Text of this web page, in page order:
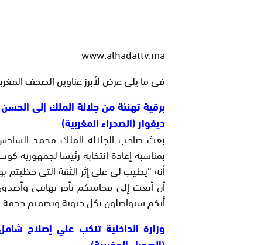
www.alhadattv.ma
في ما يلي عرض لأبرز عناوين الصحف المغربية
برقية تهنئة من جلالة الملك إلى
ديفوار (الصحراء المغربية)
بعث صاحب الجلالة الملك محمد السادس
بمناسبة إعادة انتخابه رئيسا لجمهورية
أنه “يطيب لي على إثر الثقة التي حظيتم
أن أبعث إلى فخامتكم بأحر تهانني
أنكم ستواصلون بكل حيوية وتصميم
وزارة الداخلية تنكب علي إصلاح